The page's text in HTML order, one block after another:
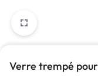
Verre trempé